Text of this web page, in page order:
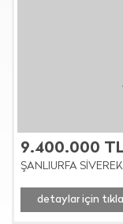
9.400.000
ŞANLIURFA
detaylar için